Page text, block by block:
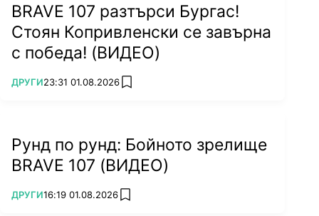
BRAVE 107 разтърси Бургас!
Стоян Копривленски се завърна
с победа! (ВИДЕО)
ПОВЕЧЕ ОТ
ДРУГИ23:31 01.08.2026 add favorites
Рунд по рунд: Бойното зрелище
BRAVE 107 (ВИДЕО)
ПОВЕЧЕ ОТ
ДРУГИ16:19 01.08.2026 add favorites